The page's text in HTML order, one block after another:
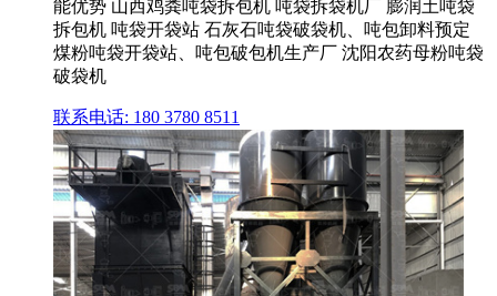
能优势 山西鸡粪吨袋拆包机 吨袋拆袋机厂 膨润土吨袋
拆包机 吨袋开袋站 石灰石吨袋破袋机、吨包卸料预定
煤粉吨袋开袋站、吨包破包机生产厂 沈阳农药母粉吨袋
破袋机
联系电话: 180 3780 8511